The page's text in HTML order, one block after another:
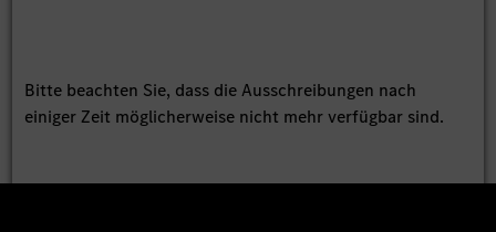
Bitte beachten Sie, dass die Ausschreibungen nach
einiger Zeit möglicherweise nicht mehr verfügbar sind.